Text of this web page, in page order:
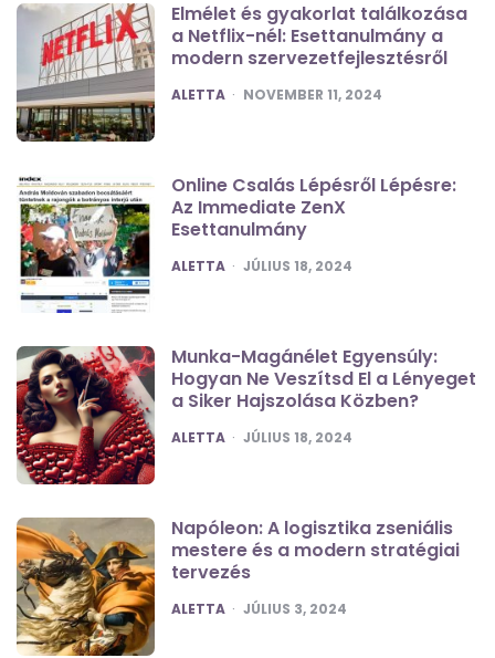
Elmélet és gyakorlat találkozása
a Netflix-nél: Esettanulmány a
modern szervezetfejlesztésről
POSTED
ALETTA NOVEMBER 11, 2024
Online Csalás Lépésről Lépésre:
Az Immediate ZenX
Esettanulmány
POSTED
ALETTA JÚLIUS 18, 2024
Munka-Magánélet Egyensúly:
Hogyan Ne Veszítsd El a Lényeget
a Siker Hajszolása Közben?
POSTED
ALETTA JÚLIUS 18, 2024
Napóleon: A logisztika zseniális
mestere és a modern stratégiai
tervezés
POSTED
ALETTA JÚLIUS 3, 2024